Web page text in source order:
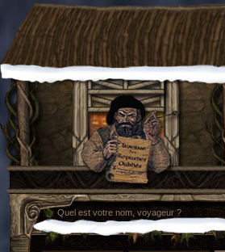
Quel est votre nom, voyageur ?